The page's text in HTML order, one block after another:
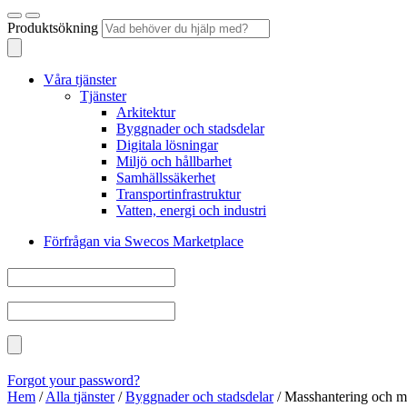
Produktsökning
Våra tjänster
Tjänster
Arkitektur
Byggnader och stadsdelar
Digitala lösningar
Miljö och hållbarhet
Samhällssäkerhet
Transportinfrastruktur
Vatten, energi och industri
Förfrågan via Swecos Marketplace
Forgot your password?
Hem /Alla tjänster/Byggnader och stadsdelar/Masshantering och